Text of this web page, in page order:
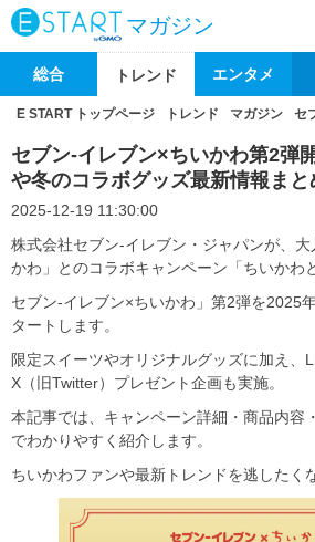
マガジン
総合 トレンド エンタメ
E START トップページ トレンド マガジン セ
セブン‐イレブン×ちいかわ第2弾
や冬のコラボグッズ最新情報まと
2025-12-19 11:30:00
株式会社セブン‐イレブン・ジャパンが、
かわ」とのコラボキャンペーン「ちいかわ
セブン‐イレブン×ちいかわ」第2弾を2025
タートします。
限定スイーツやオリジナルグッズに加え、
X（旧Twitter）プレゼント企画も実施。
本記事では、キャンペーン詳細・商品内容
でわかりやすく紹介します。
ちいかわファンや最新トレンドを逃したく